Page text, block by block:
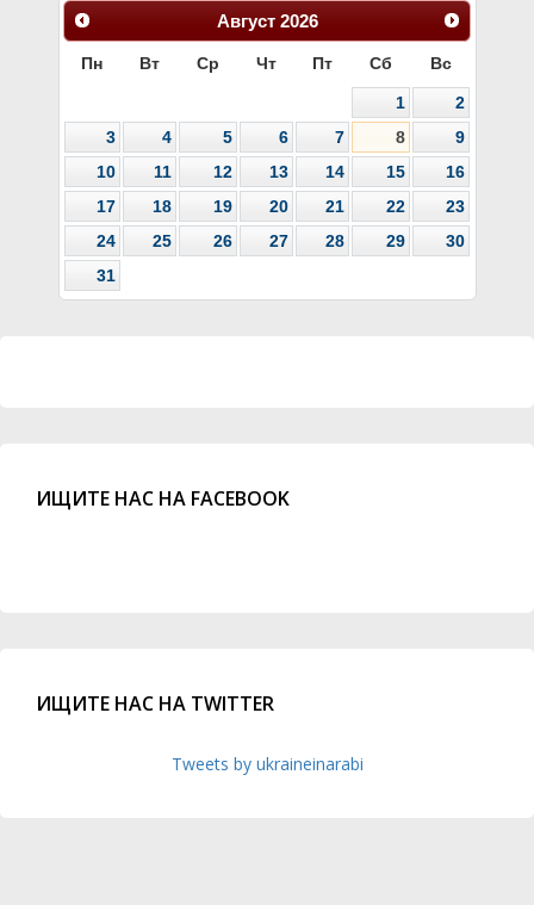
Август 2026
Пн Вт Ср Чт Пт Сб Вс
1
2
3
4 5 6 7 8
9
10
11 12 13 14 15
16
17
18 19 20 21 22
23
24
25 26 27 28 29
30
31
ИЩИТЕ НАС НА FACEBOOK
ИЩИТЕ НАС НА TWITTER
Tweets by ukraineinarabi